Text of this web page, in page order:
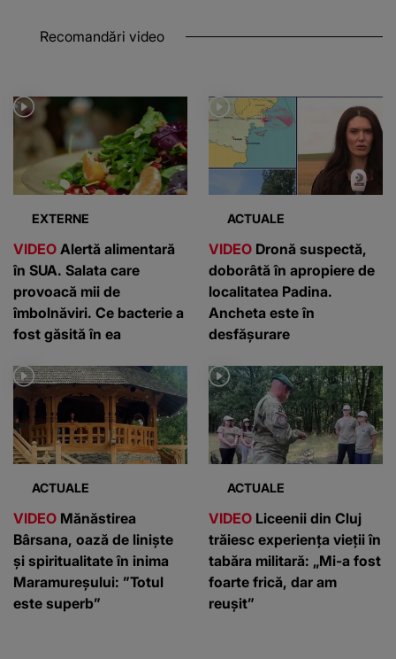
Recomandări video
EXTERNE
VIDEO Alertă alimentară
în SUA. Salata care
provoacă mii de
îmbolnăviri. Ce bacterie a
fost găsită în ea
ACTUALE
VIDEO Dronă suspectă,
doborâtă în apropiere de
localitatea Padina.
Ancheta este în
desfășurare
ACTUALE
VIDEO Mănăstirea
Bârsana, oază de liniște
și spiritualitate în inima
Maramureșului: ”Totul
este superb”
ACTUALE
VIDEO Liceenii din Cluj
trăiesc experiența vieții în
tabăra militară: „Mi-a fost
foarte frică, dar am
reușit”